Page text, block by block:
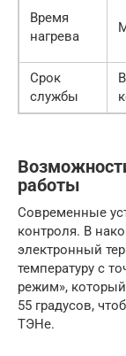
Время
нагрева
Срок
службы
работы
Современные
контроля. В
электронный
температуру с
режим»,
55 градусов,
ТЭНе.